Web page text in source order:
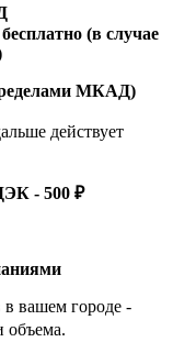
бесплатно (в случае
МКАД)
действует
- 500 ₽
в вашем городе -
объема.